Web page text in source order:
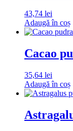
43,74 lei
Adaugă în coș
Cacao
35,64 lei
Adaugă în coș